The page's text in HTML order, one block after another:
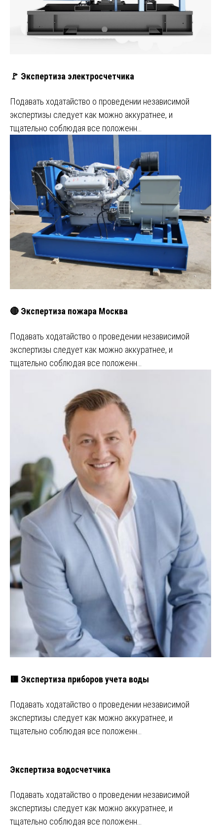
🚩 Экспертиза электросчетчика
Подавать ходатайство о проведении независимой
экспертизы следует как можно аккуратнее, и
тщательно соблюдая все положенн…
🔴 Экспертиза пожара Москва
Подавать ходатайство о проведении независимой
экспертизы следует как можно аккуратнее, и
тщательно соблюдая все положенн…
🟥 Экспертиза приборов учета воды
Подавать ходатайство о проведении независимой
экспертизы следует как можно аккуратнее, и
тщательно соблюдая все положенн…
Экспертиза водосчетчика
Подавать ходатайство о проведении независимой
экспертизы следует как можно аккуратнее, и
тщательно соблюдая все положенн…